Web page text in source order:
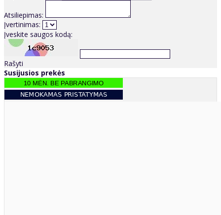
Atsiliepimas:
Įvertinimas:
Įveskite saugos kodą:
Rašyti
Susijusios prekės